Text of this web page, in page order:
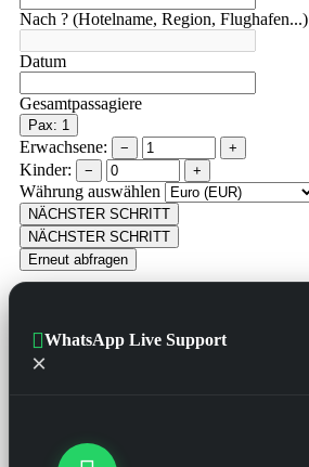
Nach ? (Hotelname, Region, Flughafen...)
Datum
Gesamtpassagiere
Pax: 1
Erwachsene: − +
Kinder: − +
Währung auswählen
NÄCHSTER SCHRITT
NÄCHSTER SCHRITT
Erneut abfragen
WhatsApp Live Support
×